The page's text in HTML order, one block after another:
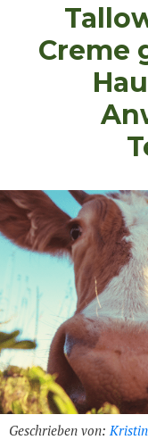
Creme
Geschrieben von:Kristin